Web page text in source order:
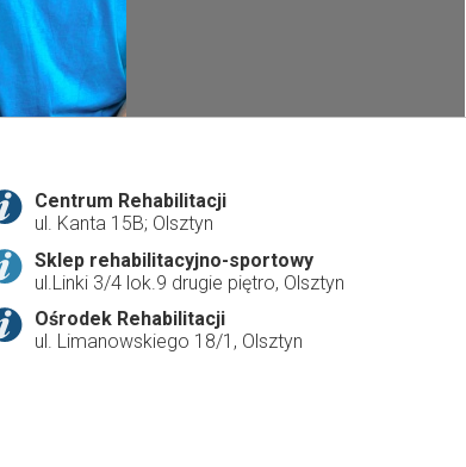
Centrum Rehabilitacji
ul. Kanta 15B; Olsztyn
Sklep rehabilitacyjno-sportowy
ul.Linki 3/4 lok.9 drugie piętro, Olsztyn
Ośrodek Rehabilitacji
ul. Limanowskiego 18/1, Olsztyn